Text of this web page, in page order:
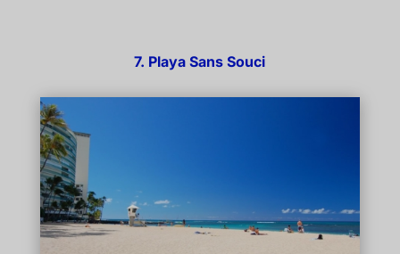
7. Playa Sans Souci